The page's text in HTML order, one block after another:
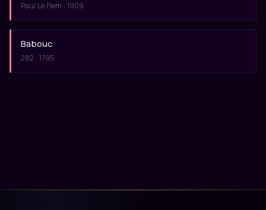
Paul Le Flem · 1909
Babouc
282 · 1795